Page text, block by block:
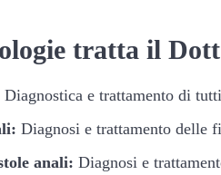
tratta il
Diagnostica e trattamento di
Diagnosi e trattamento delle
anali: Diagnosi e